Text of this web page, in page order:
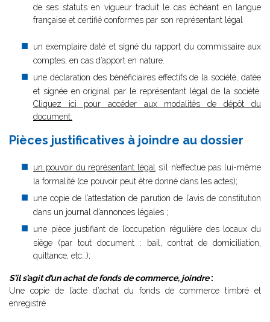
de ses statuts en vigueur traduit le cas échéant en langue
française et certifié conformes par son représentant légal
un exemplaire daté et signé du rapport du commissaire aux
comptes, en cas d’apport en nature.
une déclaration des bénéficiaires effectifs de la société, datée
et signée en original par le représentant légal de la société.
Cliquez ici pour accéder aux modalités de dépôt du
document.
Pièces justificatives à joindre au dossier
un pouvoir du représentant légal
s’il n’effectue pas lui-même
la formalité (ce pouvoir peut être donné dans les actes);
une copie de l’attestation de parution de l’avis de constitution
dans un journal d’annonces légales ;
une pièce justifiant de l’occupation régulière des locaux du
siège (par tout document : bail, contrat de domiciliation,
quittance, etc…);
S’il s’agit d’un achat de fonds de commerce, joindre:
Une copie de l’acte d’achat du fonds de commerce timbré et
enregistré